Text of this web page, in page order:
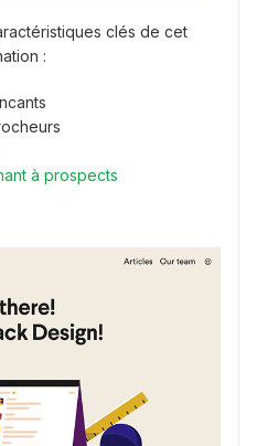
clés de cet
:
à prospects